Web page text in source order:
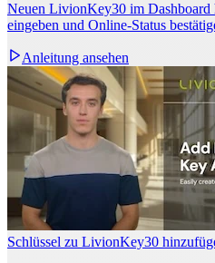
Neuen LivionKey30 im Dashboard
eingeben und Online‑Status
Anleitung ansehen
Schlüssel zu LivionKey30